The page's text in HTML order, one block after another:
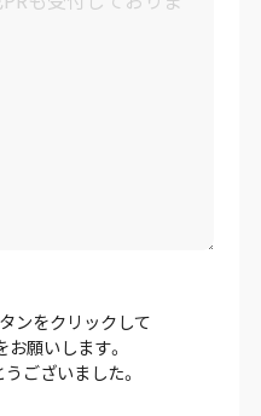
ンをクリックして
願いします。
ございました。